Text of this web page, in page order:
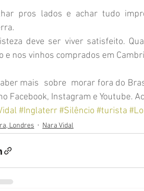
pros lados e achar tudo
deve ser viver satisfeito.
e nos vinhos comprados em
mais  sobre  morar fora do
Facebook, Instagram e Youtube.
#Inglaterr#Silêncio #turista
Londres Nara Vidal